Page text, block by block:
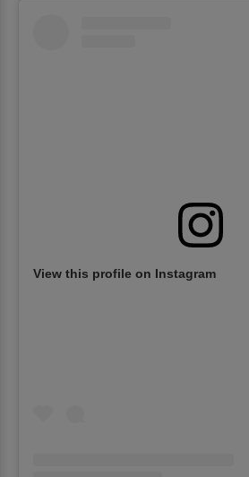
View this profile on Instagram